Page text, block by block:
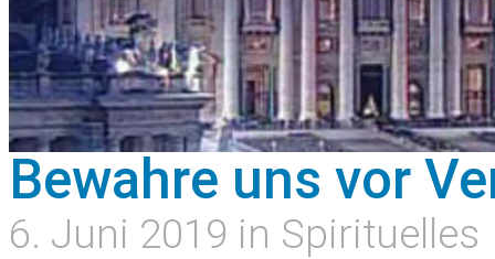
Bewahre uns vor
6. Juni 2019 in Spirituelles